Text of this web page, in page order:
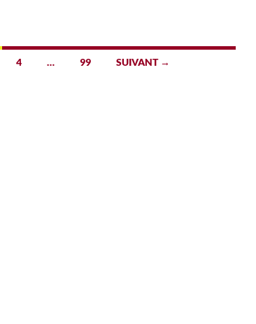
4 … 99 SUIVANT →